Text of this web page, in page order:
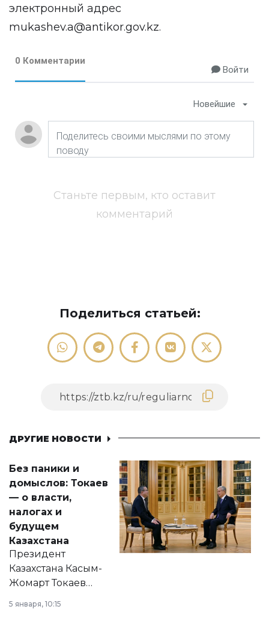
электронный адрес
mukashev.a@antikor.gov.kz.
0 Комментарии
Войти
Новейшие
Станьте первым, кто оставит
комментарий
Поделиться статьей:
ДРУГИЕ НОВОСТИ
Без паники и
домыслов: Токаев
— о власти,
налогах и
будущем
Казахстана
Президент
Казахстана Касым-
Жомарт Токаев
сразу несколько
5 января, 10:15